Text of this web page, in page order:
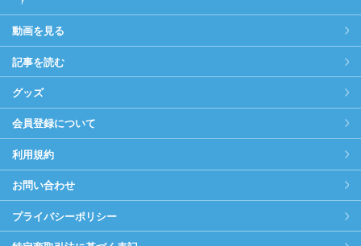
動画を見る
記事を読む
グッズ
会員登録について
利用規約
お問い合わせ
プライバシーポリシー